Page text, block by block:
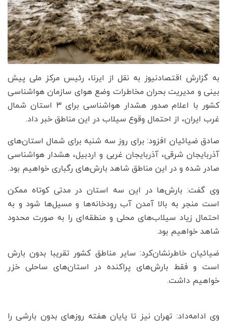
به گزارش اقتصادنیوز به نقل از ایرنا، رئیس مرکز ملی پیش
بینی و مدیریت بحران مخاطرات وضع هوای سازمان هواشناسی
کشور با اعلام صدور هشدار هواشناسی برای ۳ استان شمال
غرب ایران، از احتمال وقوع سیلاب‌ در این مناطق خبر داد.
صادق ضیائیان افزود: برای روز سه شنبه برای شمال استان‌های
آذربایجان شرقی، آذربایجان غربی و اردبیل، هشدار هواشناسی
صادر شده و در این مناطق شاهد بارش‌های رگباری خواهیم بود.
وی گفت: بارش‌ها در این سه استان در مدتی کوتاه ممکن
است منجر به بالا آمدن آب رودخانه‌ها و مسیل‌ها شود و به
احتمال زیاد سیلاب‌های محلی و منطقه‌ای را به صورت محدود
شاهد خواهیم بود.
ضیائیان خاطرنشان‌کرد: سایر مناطق کشور تقریبا بدون بارش
است و فقط بارش‌های پراکنده در استان‌های ساحلی خزر
خواهیم داشت.
وی ادامه‌داد: تهران نیز تا پایان هفته روزهای بدون بارشی را